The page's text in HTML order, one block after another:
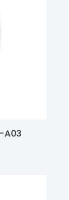
A03